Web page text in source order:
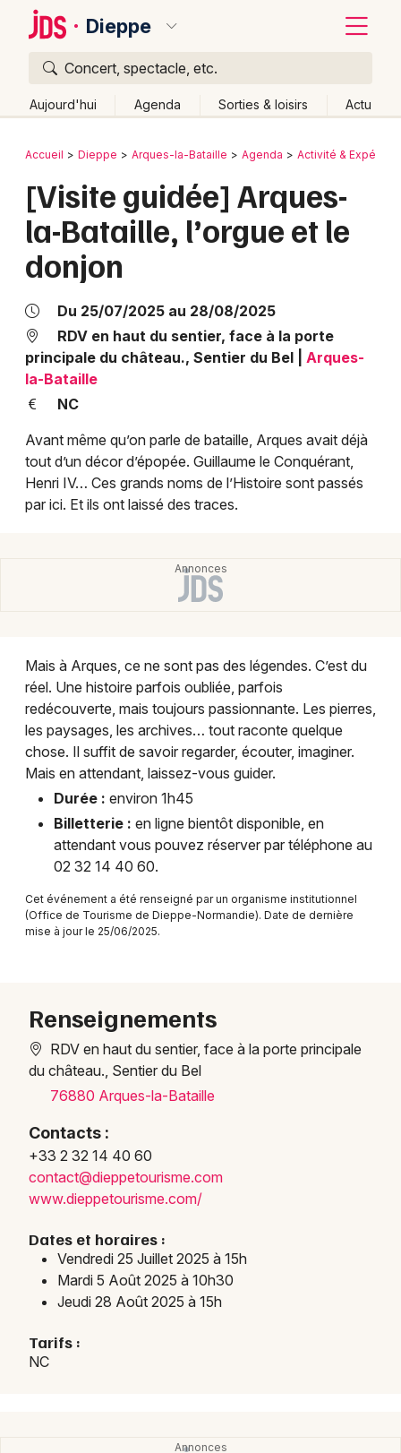
Dieppe
Concert, spectacle, etc.
Aujourd'hui Agenda Sorties & loisirs Actu
Publier un événement
Grands événements
Activité & Expérience
Manifestations
Foires & salons
Spectacles
Concerts
Sorties & loisirs
Visites dans la Seine-Maritime
Visites en Haute-Normandie
Visites en Normandie
Newsletter des sorties
Actus à Dieppe
Magazine à Dieppe
76 - Seine-Maritime
Choisir mes départements
Mon email
Bordeaux
Colmar
Lille
Marseille
Mulhouse
Montpellier
Nantes
Nice
Retour
Accueil Dieppe Arques-la-Bataille Agenda Activité &
[Visite guidée] Arques-
la-Bataille, l’orgue et le
donjon
Du 25/07/2025 au 28/08/2025
RDV en haut du sentier, face à la porte
principale du château., Sentier du Bel
Arques-
la-Bataille
NC
Avant même qu’on parle de bataille, Arques avait déjà
tout d’un décor d’épopée. Guillaume le Conquérant,
Henri IV… Ces grands noms de l’Histoire sont passés
par ici. Et ils ont laissé des traces.
Mais à Arques, ce ne sont pas des légendes. C’est du
réel. Une histoire parfois oubliée, parfois
redécouverte, mais toujours passionnante. Les pierres,
les paysages, les archives… tout raconte quelque
chose. Il suffit de savoir regarder, écouter, imaginer.
Mais en attendant, laissez-vous guider.
Durée : environ 1h45
Billetterie : en ligne bientôt disponible, en
attendant vous pouvez réserver par téléphone au
02 32 14 40 60.
Cet événement a été renseigné par un organisme institutionnel
(Office de Tourisme de Dieppe-Normandie). Date de dernière
mise à jour le 25/06/2025.
Renseignements
RDV en haut du sentier, face à la porte principale
du château., Sentier du Bel
76880 Arques-la-Bataille
Contacts :
+33 2 32 14 40 60
contact@dieppetourisme.com
www.dieppetourisme.com/
Dates et horaires :
Vendredi 25 Juillet 2025 à 15h
Mardi 5 Août 2025 à 10h30
Jeudi 28 Août 2025 à 15h
Tarifs :
NC
Quoi ?
Où ?
Haute-Normandie
Partout
Près de moi
Changer de lieu
Quand ?